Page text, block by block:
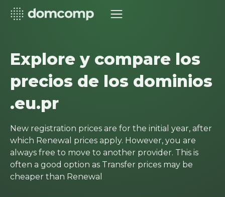
Explore y compare los
precios de los dominios
.eu.pr
New registration prices are for the initial year, after
which Renewal prices apply. However, you are
always free to move to another provider. This is
often a good option as Transfer prices may be
cheaper than Renewal